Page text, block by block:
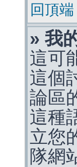
回頂端
» 我
這可
這個
論區
這種
立您
隊網